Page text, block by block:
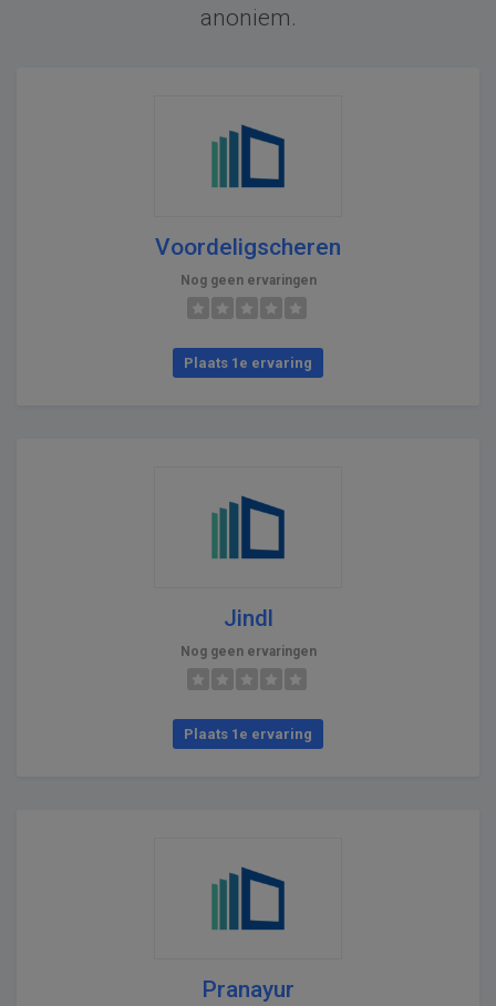
anoniem.
Voordeligscheren
Nog geen ervaringen
Plaats 1e ervaring
Jindl
Nog geen ervaringen
Plaats 1e ervaring
Pranayur